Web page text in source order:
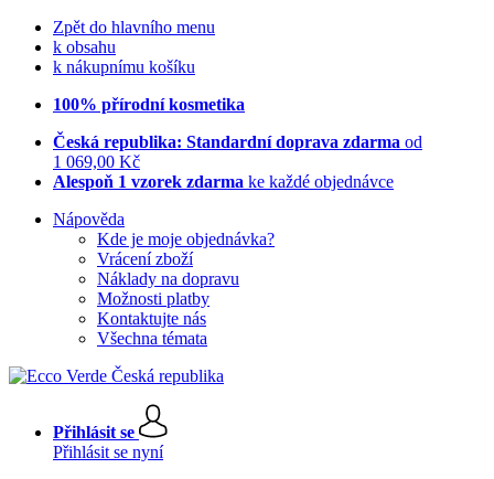
Zpět do hlavního menu
k obsahu
k nákupnímu košíku
100% přírodní kosmetika
Česká republika: Standardní doprava zdarma od
1 069,00 Kč
Alespoň 1 vzorek zdarma ke každé objednávce
Nápověda
Kde je moje objednávka?
Vrácení zboží
Náklady na dopravu
Možnosti platby
Kontaktujte nás
Všechna témata
Přihlásit se
Přihlásit se nyní